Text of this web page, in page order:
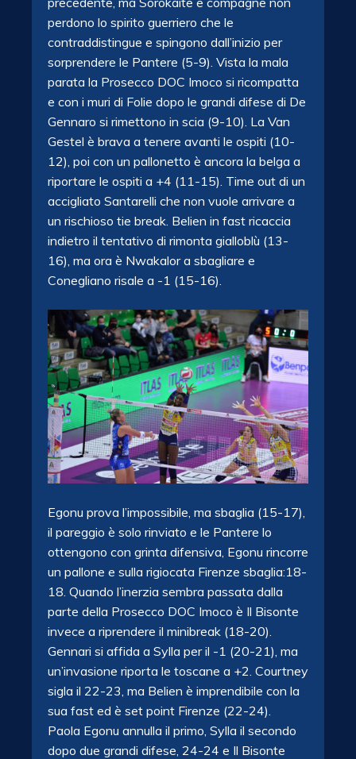
perdono lo spirito guerriero che le
contraddistingue e spingono dall’inizio per
sorprendere le Pantere (5-9). Vista la mala
parata la Prosecco DOC Imoco si ricompatta
e con i muri di Folie dopo le grandi difese di De
Gennaro si rimettono in scia (9-10). La Van
Gestel è brava a tenere avanti le ospiti (10-
12), poi con un pallonetto è ancora la belga a
riportare le ospiti a +4 (11-15). Time out di un
accigliato Santarelli che non vuole arrivare a
un rischioso tie break. Belien in fast ricaccia
indietro il tentativo di rimonta gialloblù (13-
16), ma ora è Nwakalor a sbagliare e
Conegliano risale a -1 (15-16).
Egonu prova l’impossibile, ma sbaglia (15-17),
il pareggio è solo rinviato e le Pantere lo
ottengono con grinta difensiva, Egonu rincorre
un pallone e sulla rigiocata Firenze sbaglia:18-
18. Quando l’inerzia sembra passata dalla
parte della Prosecco DOC Imoco è Il Bisonte
invece a riprendere il minibreak (18-20).
Gennari si affida a Sylla per il -1 (20-21), ma
un’invasione riporta le toscane a +2. Courtney
sigla il 22-23, ma Belien è imprendibile con la
sua fast ed è set point Firenze (22-24).
Paola Egonu annulla il primo, Sylla il secondo
dopo due grandi difese, 24-24 e Il Bisonte